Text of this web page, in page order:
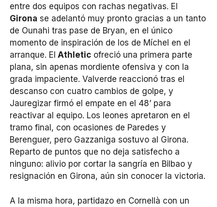
entre dos equipos con rachas negativas. El
Girona se adelantó muy pronto gracias a un tanto
de Ounahi tras pase de Bryan, en el único
momento de inspiración de los de Míchel en el
arranque. El Athletic ofreció una primera parte
plana, sin apenas mordiente ofensiva y con la
grada impaciente. Valverde reaccionó tras el
descanso con cuatro cambios de golpe, y
Jauregizar firmó el empate en el 48’ para
reactivar al equipo. Los leones apretaron en el
tramo final, con ocasiones de Paredes y
Berenguer, pero Gazzaniga sostuvo al Girona.
Reparto de puntos que no deja satisfecho a
ninguno: alivio por cortar la sangría en Bilbao y
resignación en Girona, aún sin conocer la victoria.
A la misma hora, partidazo en Cornellà con un